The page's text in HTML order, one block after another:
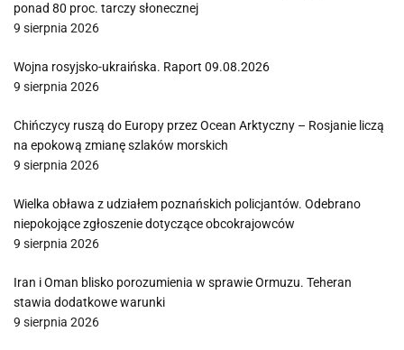
ponad 80 proc. tarczy słonecznej
9 sierpnia 2026
Wojna rosyjsko-ukraińska. Raport 09.08.2026
9 sierpnia 2026
Chińczycy ruszą do Europy przez Ocean Arktyczny – Rosjanie liczą
na epokową zmianę szlaków morskich
9 sierpnia 2026
Wielka obława z udziałem poznańskich policjantów. Odebrano
niepokojące zgłoszenie dotyczące obcokrajowców
9 sierpnia 2026
Iran i Oman blisko porozumienia w sprawie Ormuzu. Teheran
stawia dodatkowe warunki
9 sierpnia 2026